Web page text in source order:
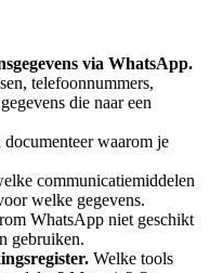
via WhatsApp.
telefoonnummers,
die naar een
waarom je
communicatiemiddelen
welke gegevens.
WhatsApp niet geschikt
gebruiken.
Welke tools